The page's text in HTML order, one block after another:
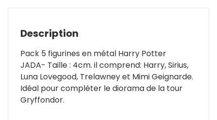
Description
Pack 5 figurines en métal Harry Potter
JADA- Taille : 4cm. il comprend: Harry, Sirius,
Luna Lovegood, Trelawney et Mimi Geignarde.
Idéal pour compléter le diorama de la tour
Gryffondor.